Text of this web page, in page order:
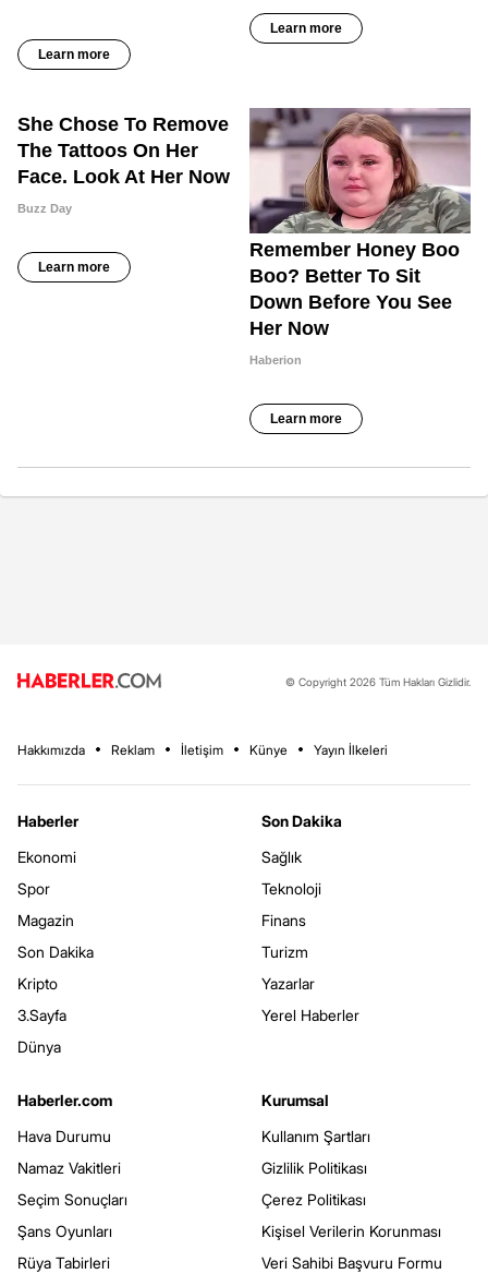
© Copyright 2026 Tüm Hakları Gizlidir.
Hakkımızda Reklam İletişim Künye Yayın İlkeleri
Haberler
Ekonomi
Spor
Magazin
Son Dakika
Kripto
3.Sayfa
Dünya
Son Dakika
Sağlık
Teknoloji
Finans
Turizm
Yazarlar
Yerel Haberler
Haberler.com
Hava Durumu
Namaz Vakitleri
Seçim Sonuçları
Şans Oyunları
Rüya Tabirleri
Kurumsal
Kullanım Şartları
Gizlilik Politikası
Çerez Politikası
Kişisel Verilerin Korunması
Veri Sahibi Başvuru Formu